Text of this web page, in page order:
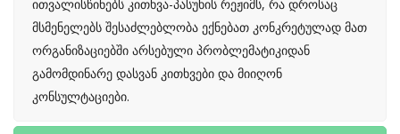
ითვალისწინებს კითხვა-პასუხის რეჟიმს, რა დროსაც
მსმენელებს შესაძლებლობა ექნებათ კონკრეტულად მათ
ორგანიზაციებში არსებული პრობლემატიკიდან
გამომდინარე დასვან კითხვები და მიიღონ
კონსულტაციები.